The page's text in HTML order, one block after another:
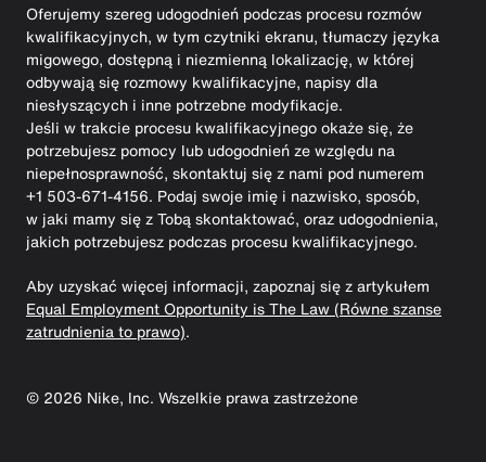
Oferujemy szereg udogodnień podczas procesu rozmów
kwalifikacyjnych, w tym czytniki ekranu, tłumaczy języka
migowego, dostępną i niezmienną lokalizację, w której
odbywają się rozmowy kwalifikacyjne, napisy dla
niesłyszących i inne potrzebne modyfikacje.
Jeśli w trakcie procesu kwalifikacyjnego okaże się, że
potrzebujesz pomocy lub udogodnień ze względu na
niepełnosprawność, skontaktuj się z nami pod numerem
+1 503-671-4156. Podaj swoje imię i nazwisko, sposób,
w jaki mamy się z Tobą skontaktować, oraz udogodnienia,
jakich potrzebujesz podczas procesu kwalifikacyjnego.
Aby uzyskać więcej informacji, zapoznaj się z artykułem
Equal Employment Opportunity is The Law (Równe szanse
zatrudnienia to prawo).
© 2026 Nike, Inc. Wszelkie prawa zastrzeżone